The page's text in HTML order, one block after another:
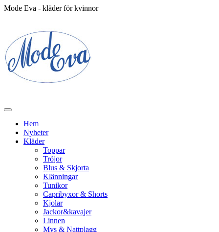
Mode Eva - kläder för kvinnor
Hem
Nyheter
Kläder
Toppar
Tröjor
Blus & Skjorta
Klänningar
Tunikor
Capribyxor & Shorts
Kjolar
Jackor&kavajer
Linnen
Mys & Nattplagg